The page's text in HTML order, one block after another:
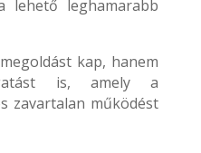
lehető leghamarabb
kap, hanem
is, amely a
zavartalan működést